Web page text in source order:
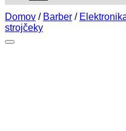
Domov / Barber /
strojčeky